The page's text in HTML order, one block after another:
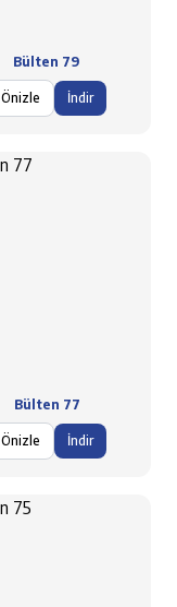
Bülten 79
Önizle İndir
Bülten 77
Önizle İndir